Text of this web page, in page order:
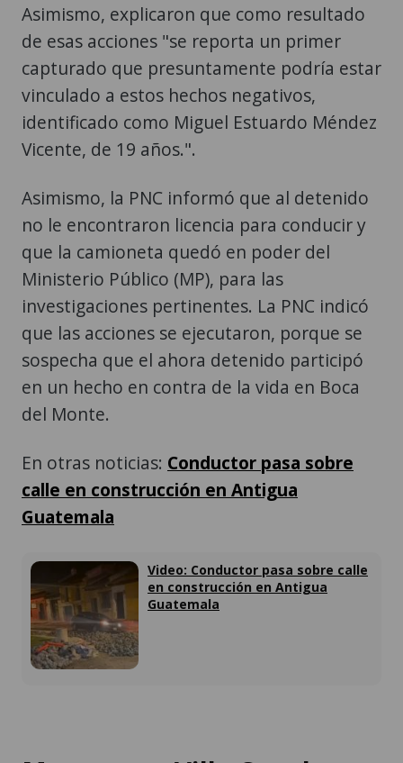
Asimismo, explicaron que como resultado
de esas acciones "se reporta un primer
capturado que presuntamente podría estar
vinculado a estos hechos negativos,
identificado como Miguel Estuardo Méndez
Vicente, de 19 años.".
Asimismo, la PNC informó que al detenido
no le encontraron licencia para conducir y
que la camioneta quedó en poder del
Ministerio Público (MP), para las
investigaciones pertinentes. La PNC indicó
que las acciones se ejecutaron, porque se
sospecha que el ahora detenido participó
en un hecho en contra de la vida en Boca
del Monte.
En otras noticias: Conductor pasa sobre
calle en construcción en Antigua
Guatemala
Video: Conductor pasa sobre calle
en construcción en Antigua
Guatemala